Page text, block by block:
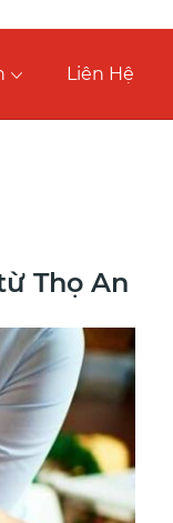
Liên Hệ
Thọ An